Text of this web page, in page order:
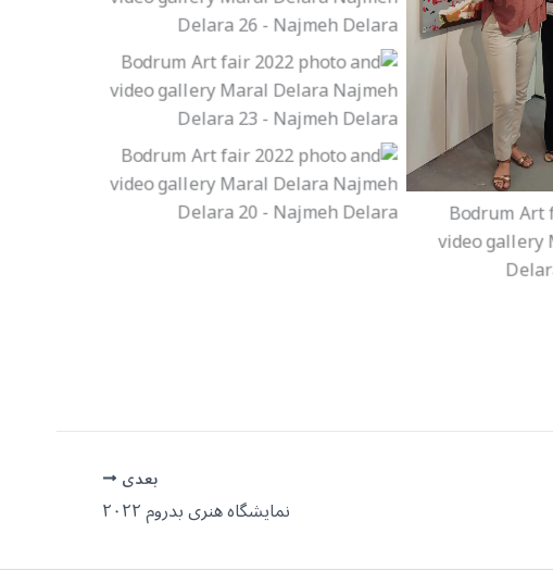
بعدی
نمایشگاه هنری بدروم ۲۰۲۲